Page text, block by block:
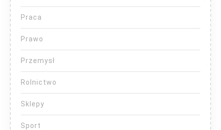
Praca
Prawo
Przemysł
Rolnictwo
Sklepy
Sport